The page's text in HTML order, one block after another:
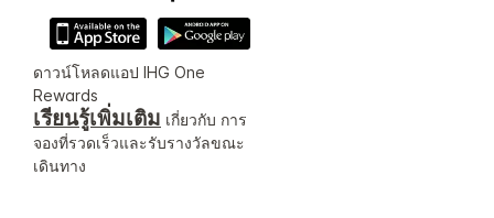
ดาวน์โหลดแอป IHG One
Rewards
เรียนรู้เพิ่มเติม เกี่ยวกับ การ
จองที่รวดเร็วและรับรางวัลขณะ
เดินทาง